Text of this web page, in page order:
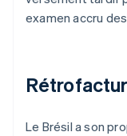
examen accru
Le Brésil a son